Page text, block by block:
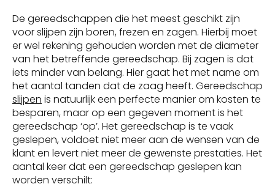
De gereedschappen die het meest geschikt zijn
voor slijpen zijn boren, frezen en zagen. Hierbij moet
er wel rekening gehouden worden met de diameter
van het betreffende gereedschap. Bij zagen is dat
iets minder van belang. Hier gaat het met name om
het aantal tanden dat de zaag heeft. Gereedschap
slijpen is natuurlijk een perfecte manier om kosten te
besparen, maar op een gegeven moment is het
gereedschap ‘op’. Het gereedschap is te vaak
geslepen, voldoet niet meer aan de wensen van de
klant en levert niet meer de gewenste prestaties. Het
aantal keer dat een gereedschap geslepen kan
worden verschilt: